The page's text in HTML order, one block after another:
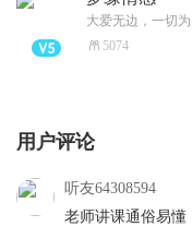
5074
用户评论
听友64308594
老师讲课通俗易懂